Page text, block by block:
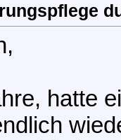
hatte